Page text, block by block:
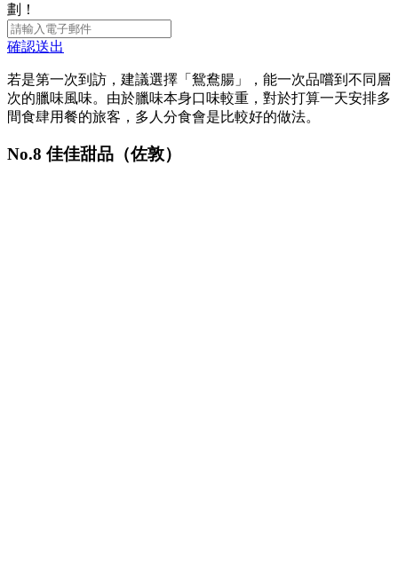
劃！
確認送出
若是第一次到訪，建議選擇「鴛鴦腸」，能一次品嚐到不同層
次的臘味風味。由於臘味本身口味較重，對於打算一天安排多
間食肆用餐的旅客，多人分食會是比較好的做法。
No.8 佳佳甜品（佐敦）